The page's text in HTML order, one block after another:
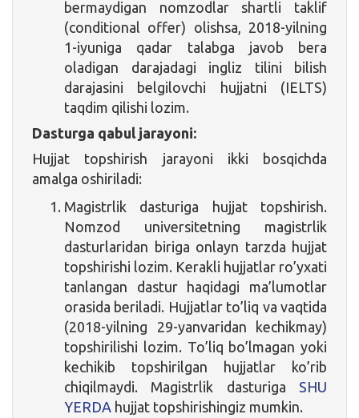
bermaydigan nomzodlar shartli taklif
(conditional offer) olishsa, 2018-yilning
1-iyuniga qadar talabga javob bera
oladigan darajadagi ingliz tilini bilish
darajasini belgilovchi hujjatni (IELTS)
taqdim qilishi lozim.
Dasturga qabul jarayoni:
Hujjat topshirish jarayoni ikki bosqichda
amalga oshiriladi:
Magistrlik dasturiga hujjat topshirish.
Nomzod universitetning magistrlik
dasturlaridan biriga onlayn tarzda hujjat
topshirishi lozim. Kerakli hujjatlar ro’yxati
tanlangan dastur haqidagi ma’lumotlar
orasida beriladi. Hujjatlar to’liq va vaqtida
(2018-yilning 29-yanvaridan kechikmay)
topshirilishi lozim. To’liq bo’lmagan yoki
kechikib topshirilgan hujjatlar ko’rib
chiqilmaydi. Magistrlik dasturiga SHU
YERDA hujjat topshirishingiz mumkin.